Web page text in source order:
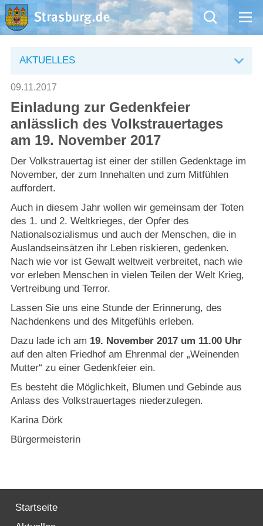
Aktuelles
Rathaus
Natur – Kultur – Tourismus
Wirtschaft
Kommentarrichtlinien und Netiquette für unsere Social Media-Kanäle
Willkommen in Strasburg (Uckermark)
Strasburger Ehrenamtspreis „SBG“
Ласкаво просимо до Штрасбурга (Уккермарк)
مرحبًا بكم في شتراسبورغ (أوكرمارك)
Bine ați venit în Strasburg (Uckermark)
Online-Bewerbungen
AKTUELLES
09.11.2017
Einladung zur Gedenkfeier
anlässlich des Volkstrauertages
am 19. November 2017
Der Volkstrauertag ist einer der stillen Gedenktage im
November, der zum Innehalten und zum Mitfühlen
auffordert.
Auch in diesem Jahr wollen wir gemeinsam der Toten
des 1. und 2. Weltkrieges, der Opfer des
Nationalsozialismus und auch der Menschen, die in
Auslandseinsätzen ihr Leben riskieren, gedenken.
Nach wie vor ist Gewalt weltweit verbreitet, nach wie
vor erleben Menschen in vielen Teilen der Welt Krieg,
Vertreibung und Terror.
Lassen Sie uns eine Stunde der Erinnerung, des
Nachdenkens und des Mitgefühls erleben.
Dazu lade ich am 19. November 2017 um 11.00 Uhr
auf den alten Friedhof am Ehrenmal der „Weinenden
Mutter“ zu einer Gedenkfeier ein.
Es besteht die Möglichkeit, Blumen und Gebinde aus
Anlass des Volkstrauertages niederzulegen.
Karina Dörk
Bürgermeisterin
Startseite